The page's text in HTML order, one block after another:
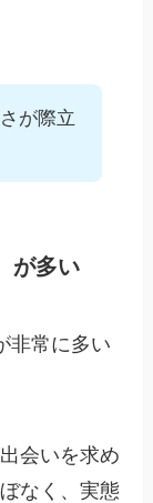
が際立
が多い
非常に多い
会いを求め
なく、実態